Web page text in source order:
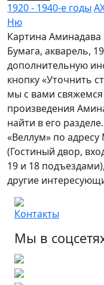
1920 - 1940-е годы
Ню
Картина
Бумага, акварель,
дополнительную
кнопку «Уточнить
мы с вами
произведения
найти в его
«Веллум» по
(Гостиный двор,
19 и 18
другие
Контакты
Мы в